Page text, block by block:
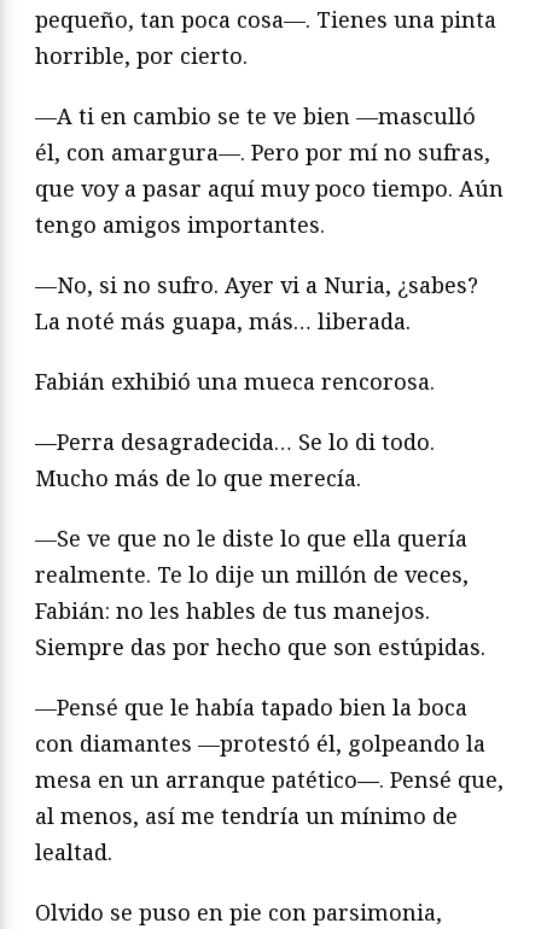
pequeño, tan poca cosa—. Tienes una pinta
horrible, por cierto.
—A ti en cambio se te ve bien —masculló
él, con amargura—. Pero por mí no sufras,
que voy a pasar aquí muy poco tiempo. Aún
tengo amigos importantes.
—No, si no sufro. Ayer vi a Nuria, ¿sabes?
La noté más guapa, más… liberada.
Fabián exhibió una mueca rencorosa.
—Perra desagradecida… Se lo di todo.
Mucho más de lo que merecía.
—Se ve que no le diste lo que ella quería
realmente. Te lo dije un millón de veces,
Fabián: no les hables de tus manejos.
Siempre das por hecho que son estúpidas.
—Pensé que le había tapado bien la boca
con diamantes —protestó él, golpeando la
mesa en un arranque patético—. Pensé que,
al menos, así me tendría un mínimo de
lealtad.
Olvido se puso en pie con parsimonia,